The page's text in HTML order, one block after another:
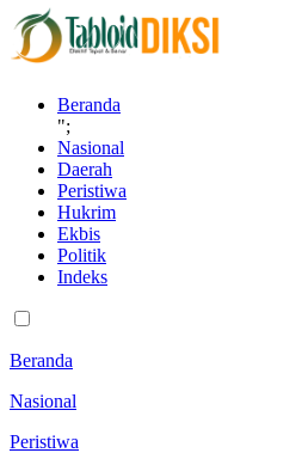
Beranda
";
Nasional
Daerah
Peristiwa
Hukrim
Ekbis
Politik
Indeks
Beranda
Nasional
Peristiwa